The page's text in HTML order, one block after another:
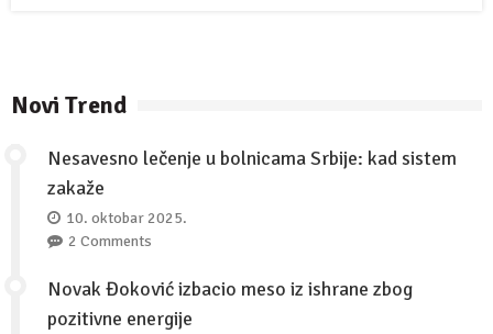
Novi Trend
Nesavesno lečenje u bolnicama Srbije: kad sistem
zakaže
10. oktobar 2025.
2 Comments
Novak Đoković izbacio meso iz ishrane zbog
pozitivne energije